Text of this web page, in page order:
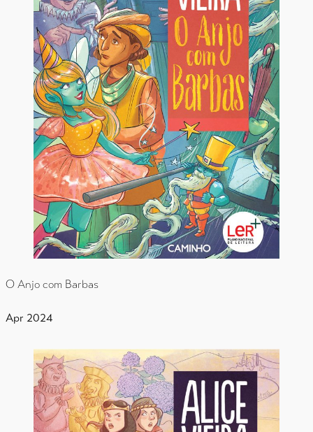
O Anjo com Barbas
Apr 2024